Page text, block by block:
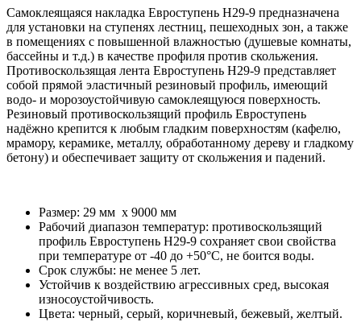
Самоклеящаяся накладка Евроступень Н29-9 предназначена
для установки на ступенях лестниц, пешеходных зон, а также
в помещениях с повышенной влажностью (душевые комнаты,
бассейны и т.д.) в качестве профиля против скольжения.
Противоскользящая лента Евроступень Н29-9 представляет
собой прямой эластичный резиновый профиль, имеющий
водо- и морозоустойчивую самоклеящуюся поверхность.
Резиновый противоскользящий профиль Евроступень
надёжно крепится к любым гладким поверхностям (кафелю,
мрамору, керамике, металлу, обработанному дереву и гладкому
бетону) и обеспечивает защиту от скольжения и падений.
Размер: 29 мм х 9000 мм
Рабочий диапазон температур: противоскользящий
профиль Евроступень Н29-9 сохраняет свои свойства
при температуре от -40 до +50°С, не боится воды.
Срок службы: не менее 5 лет.
Устойчив к воздействию агрессивных сред, высокая
износоустойчивость.
Цвета: черный, серый, коричневый, бежевый, желтый.